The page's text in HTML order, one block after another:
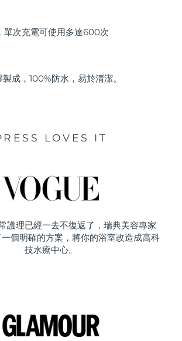
單次充電可使用多達600次
成，100%防水，易於清潔。
LOVES IT
護理已經一去不復返了，瑞典美容專家
個明確的方案，將你的浴室改造成高科
技水療中心。